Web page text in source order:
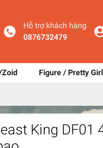
Hỗ trợ khách hàng
0876732479
Zoid Figure / Pretty Girl
King DF01